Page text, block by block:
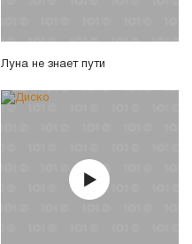
Луна не знает пути